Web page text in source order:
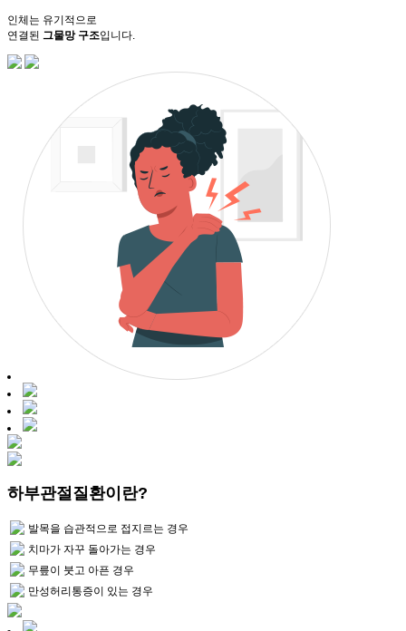
인체는 유기적으로
연결된 그물망 구조입니다.
하부관절질환이란?
발목을 습관적으로 접지르는 경우
치마가 자꾸 돌아가는 경우
무릎이 붓고 아픈 경우
만성허리통증이 있는 경우